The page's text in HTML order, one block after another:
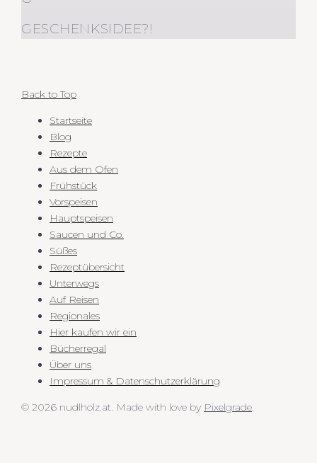
GESCHENKSIDEE?!
Back to Top
Startseite
Blog
Rezepte
Aus dem Ofen
Frühstück
Vorspeisen
Hauptspeisen
Saucen und Co.
Süßes
Rezeptübersicht
Unterwegs
Auf Reisen
Regionales
Hier kaufen wir ein
Bücherregal
Über uns
Impressum & Datenschutzerklärung
© 2026 nudlholz.at. Made with love by Pixelgrade.